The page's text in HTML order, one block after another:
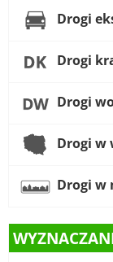
Drogi
Drogi
Drogi
Drogi w
Drogi w